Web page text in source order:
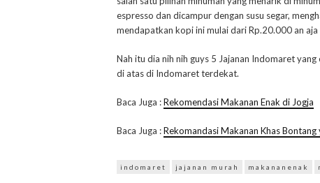
espresso dan dicampur dengan susu segar,
mendapatkan kopi ini mulai dari Rp.20.000 an aja
Nah itu dia nih nih guys 5 Jajanan Indomaret
di atas di Indomaret terdekat.
Baca Juga :Rekomendasi Makanan Enak di Jogja
Baca Juga :Rekomandasi Makanan Khas
indomaret jajanan murah makananenak